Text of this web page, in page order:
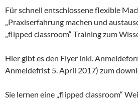
Für schnell entschlossene flexible
„Praxiserfahrung machen und
„flipped classroom“ Training zum
Hier gibt es den Flyer inkl.
Anmeldefrist 5. April 2017) zum
Sie lernen eine „flipped classroom“